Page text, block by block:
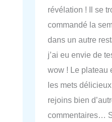
révélation ! Il se
commandé la
dans un autre
j’ai eu envie de
wow ! Le plateau
les mets
rejoins bien
commentaires…